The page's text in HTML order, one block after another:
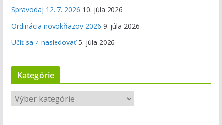
Spravodaj 12. 7. 2026 10. júla 2026
Ordinácia novokňazov 2026 9. júla 2026
Učiť sa ≠ nasledovať 5. júla 2026
Kategórie
K
a